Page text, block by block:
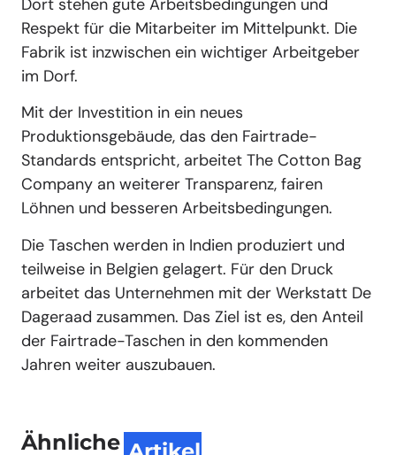
Respekt für die Mitarbeiter im Mittelpunkt. Die
Fabrik ist inzwischen ein wichtiger Arbeitgeber
im Dorf.
Mit der Investition in ein neues
Produktionsgebäude, das den Fairtrade-
Standards entspricht, arbeitet The Cotton Bag
Company an weiterer Transparenz, fairen
Löhnen und besseren Arbeitsbedingungen.
Die Taschen werden in Indien produziert und
teilweise in Belgien gelagert. Für den Druck
arbeitet das Unternehmen mit der Werkstatt De
Dageraad zusammen. Das Ziel ist es, den Anteil
der Fairtrade-Taschen in den kommenden
Jahren weiter auszubauen.
Ähnliche